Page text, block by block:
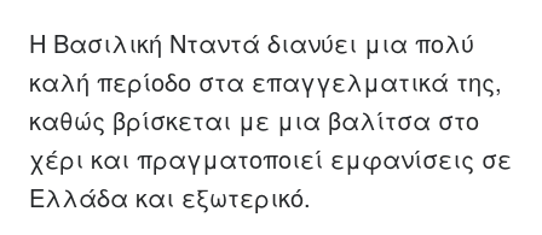
Η Βασιλική Νταντά διανύει μια πολύ
καλή περίοδο στα επαγγελματικά της,
καθώς βρίσκεται με μια βαλίτσα στο
χέρι και πραγματοποιεί εμφανίσεις σε
Ελλάδα και εξωτερικό.